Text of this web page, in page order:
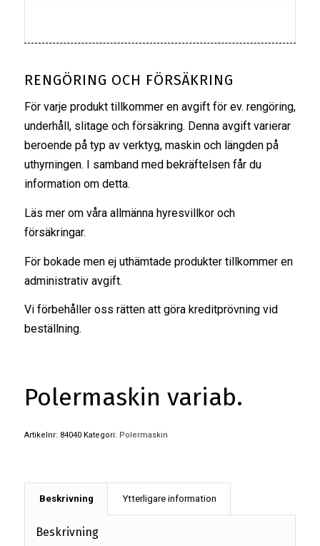
RENGÖRING OCH FÖRSÄKRING
För varje produkt tillkommer en avgift för ev. rengöring,
underhåll, slitage och försäkring. Denna avgift varierar
beroende på typ av verktyg, maskin och längden på
uthyrningen. I samband med bekräftelsen får du
information om detta.
Läs mer om våra allmänna hyresvillkoroch
försäkringar.
För bokade men ej uthämtade produkter tillkommer en
administrativ avgift.
Vi förbehåller oss rätten att göra kreditprövning vid
beställning.
Polermaskin variab.
Artikelnr: 84040 Kategori: Polermaskin
Beskrivning Ytterligare information
Beskrivning